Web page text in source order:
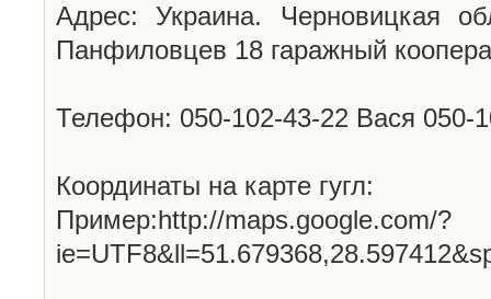
Адрес: Украина. Черновицкая
Панфиловцев 18 гаражный
Телефон: 050-102-43-22 Вася 050-
Координаты на карте гугл:
Пример:http://maps.google.com/?